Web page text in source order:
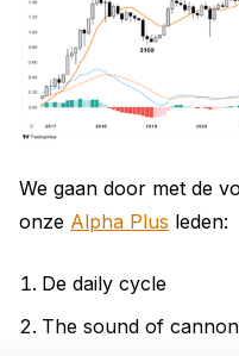
We gaan door met de
onze Alpha Plus leden:
De daily cycle
The sound of